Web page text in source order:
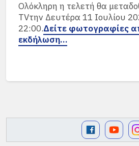
Ολόκληρη η τελετή θα
TVτην Δευτέρα 11 Ιουλίου
22:00.Δείτε φωτογραφίες
εκδήλωση…